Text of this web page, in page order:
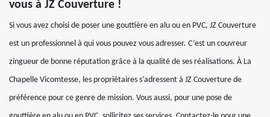
vous à JZ Couverture !
Si vous avez choisi de poser une gouttière en alu ou en PVC, JZ Couverture
est un professionnel à qui vous pouvez vous adresser. C’est un couvreur
zingueur de bonne réputation grâce à la qualité de ses réalisations. À La
Chapelle Vicomtesse, les propriétaires s’adressent à JZ Couverture de
préférence pour ce genre de mission. Vous aussi, pour une pose de